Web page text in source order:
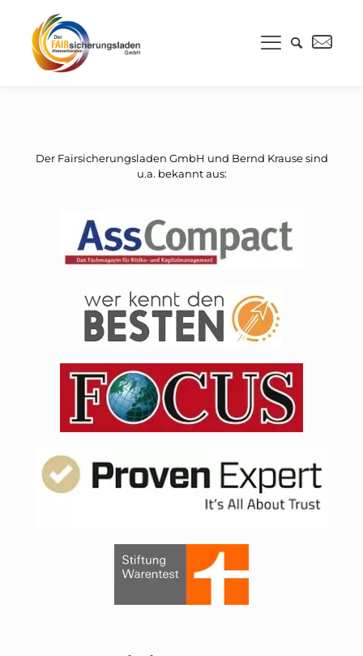
Der Fairsicherungsladen GmbH und Bernd Krause sind
u.a. bekannt aus: